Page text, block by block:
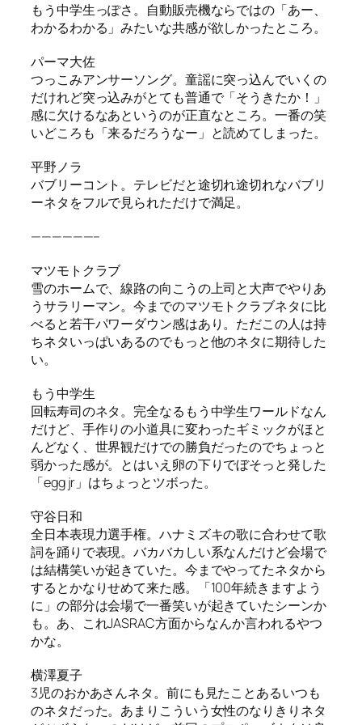
もう中学生っぽさ。自動販売機ならではの「あー、
わかるわかる」みたいな共感が欲しかったところ。
パーマ大佐
つっこみアンサーソング。童謡に突っ込んでいくの
だけれど突っ込みがとても普通で「そうきたか！」
感に欠けるなあというのが正直なところ。一番の笑
いどころも「来るだろうなー」と読めてしまった。
平野ノラ
バブリーコント。テレビだと途切れ途切れなバブリ
ーネタをフルで見られただけで満足。
——————–
マツモトクラブ
雪のホームで、線路の向こうの上司と大声でやりあ
うサラリーマン。今までのマツモトクラブネタに比
べると若干パワーダウン感はあり。ただこの人は持
ちネタいっぱいあるのでもっと他のネタに期待した
い。
もう中学生
回転寿司のネタ。完全なるもう中学生ワールドなん
だけど、手作りの小道具に変わったギミックがほと
んどなく、世界観だけでの勝負だったのでちょっと
弱かった感が。とはいえ卵の下りでぼそっと発した
「egg jr」はちょっとツボった。
守谷日和
全日本表現力選手権。ハナミズキの歌に合わせて歌
詞を踊りで表現。バカバカしい系なんだけど会場で
は結構笑いが起きていた。今までやってたネタから
するとかなりせめて来た感。「100年続きますよう
に」の部分は会場で一番笑いが起きていたシーンか
も。あ、これJASRAC方面からなんか言われるやつ
かな。
横澤夏子
3児のおかあさんネタ。前にも見たことあるいつも
のネタだった。あまりこういう女性のなりきりネタ